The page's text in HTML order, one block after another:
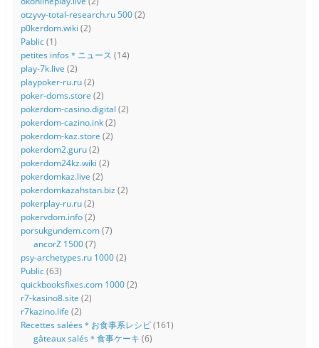
otzyvy-total-research.ru 500(2)
p0kerdom.wiki (2)
Pablic(1)
petites infos＊ニュース (14)
play-7k.live (2)
playpoker-ru.ru(2)
poker-doms.store (2)
pokerdom-casino.digital (2)
pokerdom-cazino.ink(2)
pokerdom-kaz.store (2)
pokerdom2.guru(2)
pokerdom24kz.wiki (2)
pokerdomkaz.live (2)
pokerdomkazahstan.biz (2)
pokerplay-ru.ru(2)
pokervdom.info(2)
porsukgundem.com(7)
ancorZ 1500(7)
psy-archetypes.ru 1000(2)
Public(63)
quickbooksfixes.com 1000(2)
r7-kasino8.site (2)
r7kazino.life (2)
Recettes salées＊お食事系レシピ(161)
gâteaux salés＊食事ケーキ (6)